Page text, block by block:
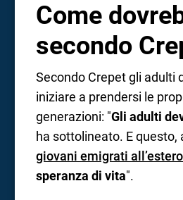
Come
secondo
Secondo Crepet gli adulti
iniziare a prendersi le
generazioni: "Gli adulti
ha sottolineato. E
giovani emigrati all’estero
speranza di vita".